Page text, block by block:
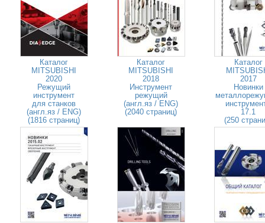
Каталог
MITSUBISHI
2020
Режущий
инструмент
для станков
(англ.яз / ENG)
(1816 страниц)
Каталог
MITSUBISHI
2018
Инструмент
режущий
(англ.яз / ENG)
(2040 страниц)
Каталог
2017
Новинки
17.1
(250